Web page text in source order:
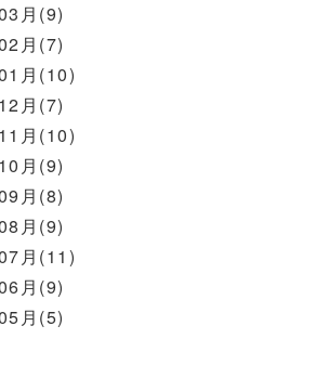
月(9)
月(7)
月(10)
月(7)
月(10)
月(9)
月(8)
月(9)
月(11)
月(9)
月(5)